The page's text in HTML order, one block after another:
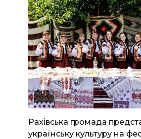
Рахівська громада
українську культуру на